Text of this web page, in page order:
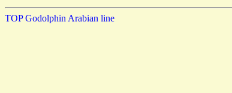
TOP Godolphin Arabian line